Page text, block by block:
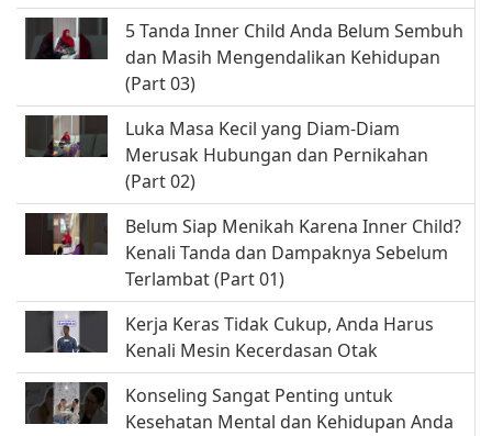
5 Tanda Inner Child Anda Belum Sembuh
dan Masih Mengendalikan Kehidupan
(Part 03)
Luka Masa Kecil yang Diam-Diam
Merusak Hubungan dan Pernikahan
(Part 02)
Belum Siap Menikah Karena Inner Child?
Kenali Tanda dan Dampaknya Sebelum
Terlambat (Part 01)
Kerja Keras Tidak Cukup, Anda Harus
Kenali Mesin Kecerdasan Otak
Konseling Sangat Penting untuk
Kesehatan Mental dan Kehidupan Anda